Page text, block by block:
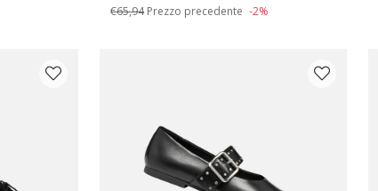
€65,94Prezzo precedente -2%